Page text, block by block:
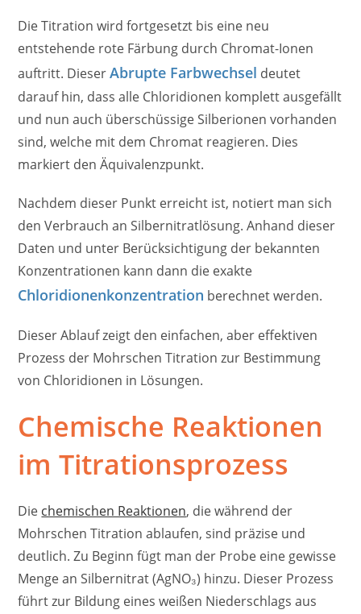
Die Titration wird fortgesetzt bis eine neu
entstehende rote Färbung durch Chromat-Ionen
auftritt. DieserAbrupte Farbwechsel deutet
darauf hin, dass alle Chloridionen komplett ausgefällt
und nun auch überschüssige Silberionen vorhanden
sind, welche mit dem Chromat reagieren. Dies
markiert den Äquivalenzpunkt.
Nachdem dieser Punkt erreicht ist, notiert man sich
den Verbrauch an Silbernitratlösung. Anhand dieser
Daten und unter Berücksichtigung der bekannten
Konzentrationen kann dann die exakte
Chloridionenkonzentration berechnet werden.
Dieser Ablauf zeigt den einfachen, aber effektiven
Prozess der Mohrschen Titration zur Bestimmung
von Chloridionen in Lösungen.
Chemische Reaktionen
im Titrationsprozess
Die chemischen Reaktionen, die während der
Mohrschen Titration ablaufen, sind präzise und
deutlich. Zu Beginn fügt man der Probe eine gewisse
Menge an Silbernitrat (AgNO₃) hinzu. Dieser Prozess
führt zur Bildung eines weißen Niederschlags aus